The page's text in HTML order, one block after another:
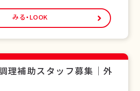
修制度があり、日本の飲食サービスを
社員として安定した雇用形態で、長期
能です。シフト制勤務で…
みる・LOOK
理補助スタッフ募集｜外